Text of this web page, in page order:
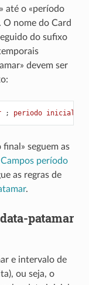
até o «período
O nome do Card
do sufixo
devem ser
; periodo inicial
seguem as
Campos período
as regras de
.
patamar
e intervalo de
ou seja, o